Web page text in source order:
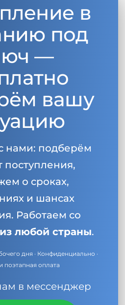
в
под
—
вашу
нами: подберём
о сроках,
и шансах
Работаем со
из любой страны.
дня · Конфиденциально ·
поэтапная оплата
в мессенджер